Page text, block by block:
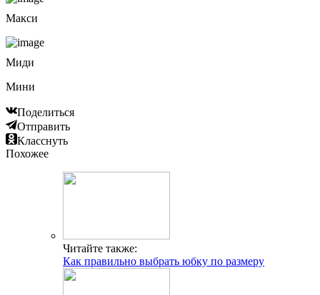
Макси
Миди
Мини
Поделиться
Отправить
Класснуть
Похожее
Читайте также:
Как правильно выбрать юбку по размеру